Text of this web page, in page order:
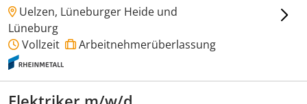
Uelzen, Lüneburger Heide und
Lüneburg
Vollzeit
Arbeitnehmerüberlassung